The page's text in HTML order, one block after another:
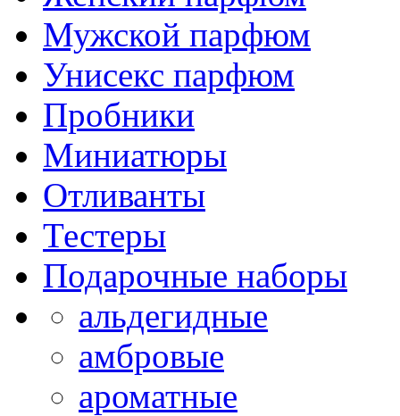
Мужской парфюм
Унисекс парфюм
Пробники
Миниатюры
Отливанты
Тестеры
Подарочные наборы
альдегидные
амбровые
ароматные